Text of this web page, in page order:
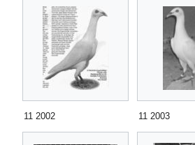
11 2002 11 2003